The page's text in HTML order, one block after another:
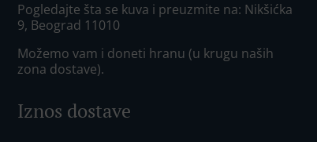
Pogledajte šta se kuva i preuzmite na: Nikšićka
9, Beograd 11010
Možemo vam i doneti hranu (u krugu naših
zona dostave).
Iznos dostave